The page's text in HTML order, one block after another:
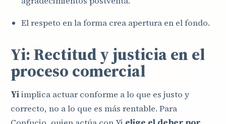
El respeto en la forma crea apertura en el fondo.
Yi: Rectitud y justicia en el
proceso comercial
Yiimplica actuar conforme a lo que es justo y
correcto, no a lo que es más rentable. Para